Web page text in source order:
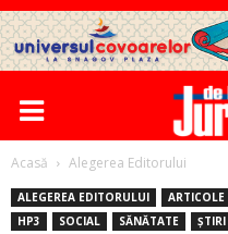
Acasă Alegerea Editorului
ALEGEREA EDITORULUI ARTICOLE
HP3
SOCIAL SĂNĂTATE ȘTIRI